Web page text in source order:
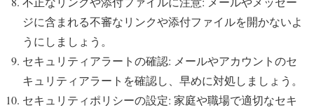
ジに含まれる不審なリンクや添付ファイルを開かないよ
うにしましょう。
セキュリティアラートの確認: メールやアカウントのセ
キュリティアラートを確認し、早めに対処しましょう。
セキュリティポリシーの設定: 家庭や職場で適切なセキ